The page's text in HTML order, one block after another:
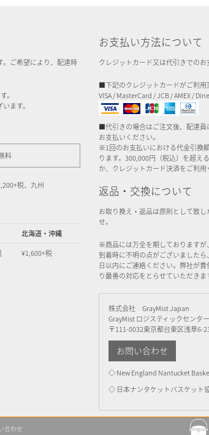
。ご希望により、配達時
。
ます。
料
税、九州
北海道・沖縄
¥1,600+税
お支払い方法について
クレジットカード又は代引きでのお
■下記のクレジットカードがご利用
VISA / MasterCard / JCB / AMEX /
■代引きの場合はご注文後、配達員
お支払いください。
※1回のお支払いにおける代金引換
ります。300,000円（税込）を超え
か、クレジットカード決済をご利用
返品・交換について
お取り換え・返品は原則として致
せ。
※商品には万全を期しておりますが
到着時に不明の点がございました
日以内にご連絡ください。弊社が
り最善の対応をとらせていただきま
株式会社 GrayMist Japan
GrayMist ロジスティックセンター
〒111-0032東京都台東区浅草6-
お問い合わせ
◇ New England Nantucket
◇ 日本ナンタケットバスケット
合わせ